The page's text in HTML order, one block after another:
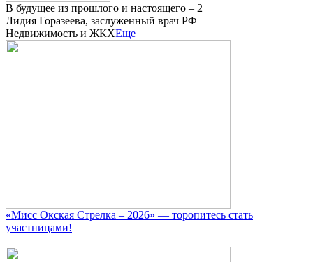
В будущее из прошлого и настоящего – 2
Лидия Горазеева, заслуженный врач РФ
Недвижимость и ЖКХЕще
«Мисс Окская Стрелка – 2026» — торопитесь стать
участницами!